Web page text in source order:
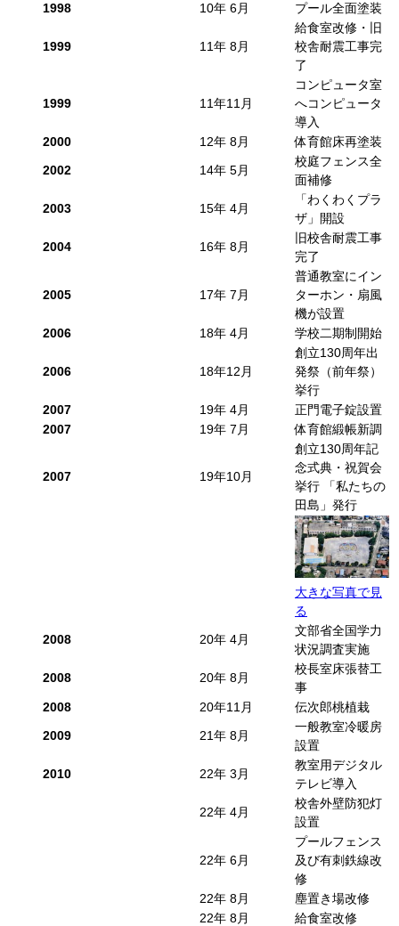
1998
10年 6月 プール全面塗装
1999 11年 8月
給食室改修・旧
校舎耐震工事完
了
1999 11年11月
コンピュータ室
へコンピュータ
導入
2000
12年 8月
体育館床再塗装
2002
14年 5月
校庭フェンス全
面補修
2003
15年 4月
「わくわくプラ
ザ」開設
2004
16年 8月
旧校舎耐震工事
完了
2005 17年 7月
普通教室にイン
ターホン・扇風
機が設置
2006
18年 4月 学校二期制開始
2006 18年12月
創立130周年出
発祭（前年祭）
挙行
2007
19年 4月
正門電子錠設置
2007
19年 7月 体育館緞帳新調
2007 19年10月
創立130周年記
念式典・祝賀会
挙行 「私たちの
田島」発行
大きな写真で見
る
2008
20年 4月
文部省全国学力
状況調査実施
2008
20年 8月
校長室床張替工
事
2008
20年11月
伝次郎桃植栽
2009
21年 8月
一般教室冷暖房
設置
2010
22年 3月
教室用デジタル
テレビ導入
22年 4月
校舎外壁防犯灯
設置
22年 6月
プールフェンス
及び有刺鉄線改
修
22年 8月
塵置き場改修
22年 8月
給食室改修